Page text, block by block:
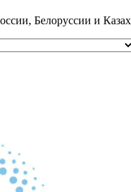
Белоруссии и